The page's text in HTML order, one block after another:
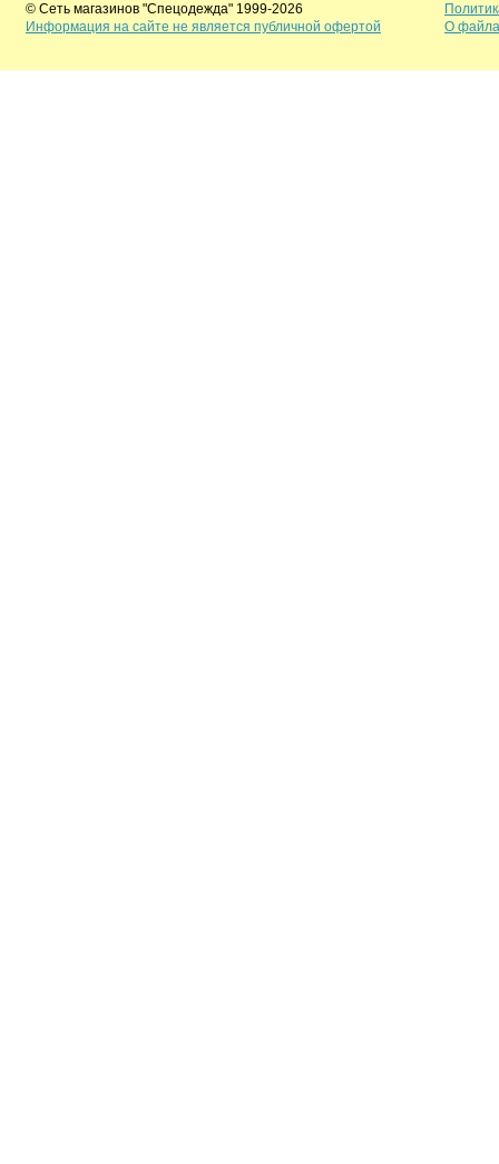
© Сеть магазинов "Спецодежда" 1999-2026
Информация на сайте не является публичной офертой
О